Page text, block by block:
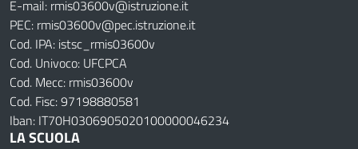
E-mail: rmis03600v@istruzione.it
PEC: rmis03600v@pec.istruzione.it
Cod. IPA: istsc_rmis03600v
Cod. Univoco: UFCPCA
Cod. Mecc: rmis03600v
Cod. Fisc: 97198880581
Iban: IT70H0306905020100000046234
LA SCUOLA